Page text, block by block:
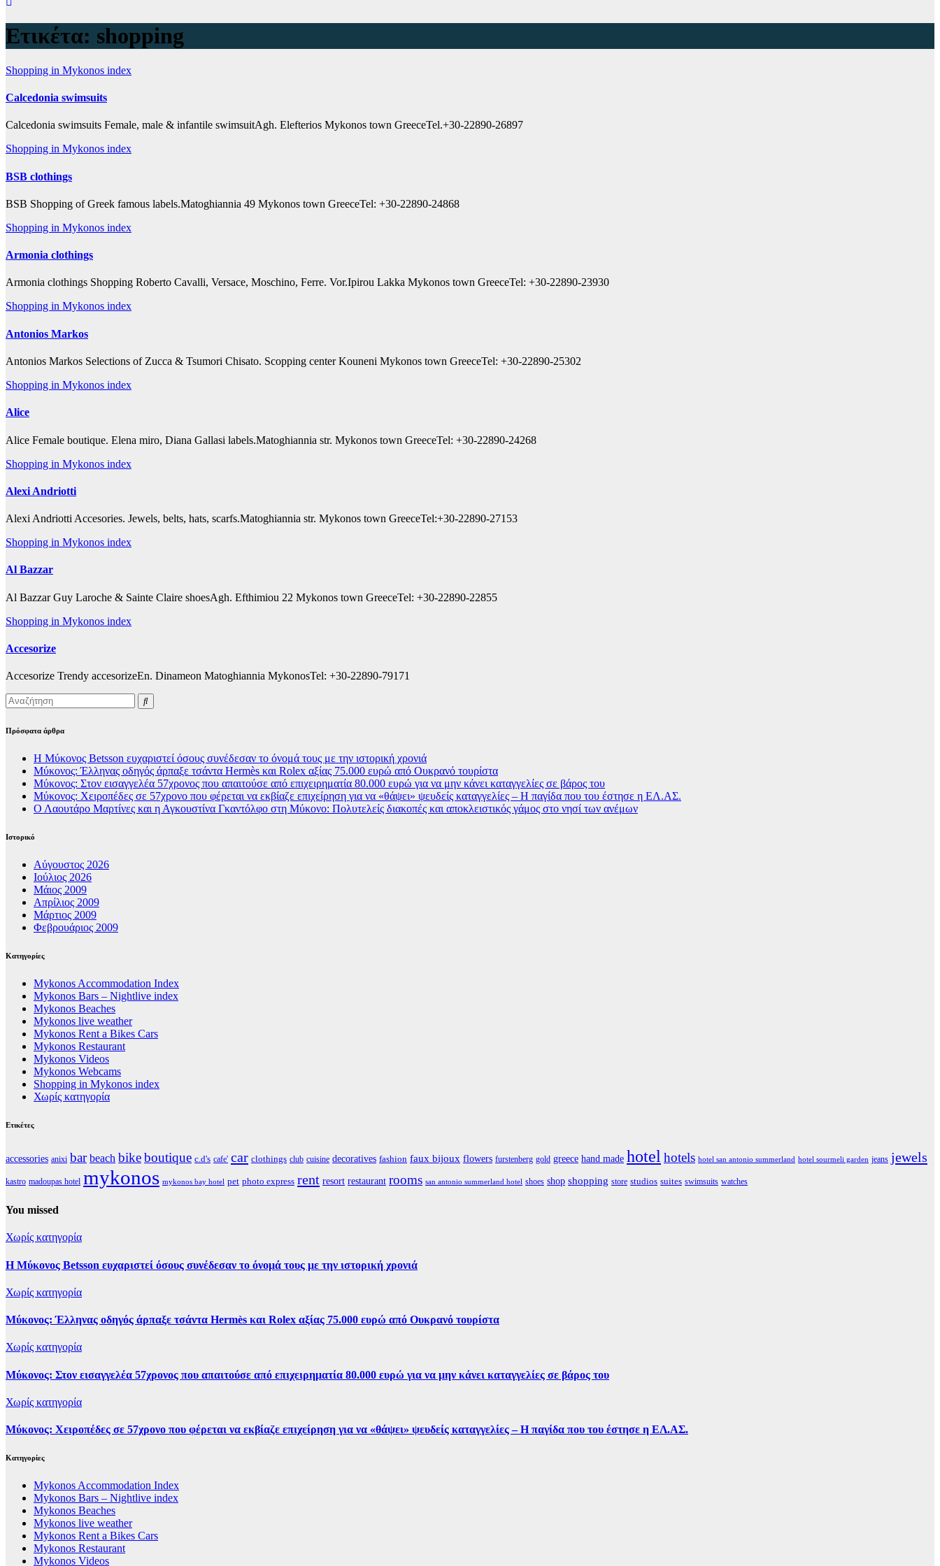
Ετικέτα: shopping
Shopping in Mykonos index
Calcedonia swimsuits
Calcedonia swimsuits Female, male & infantile swimsuitAgh. Elefterios Mykonos town GreeceTel.+30-22890-26897
Shopping in Mykonos index
BSB clothings
BSB Shopping of Greek famous labels.Matoghiannia 49 Mykonos town GreeceTel: +30-22890-24868
Shopping in Mykonos index
Armonia clothings
Armonia clothings Shopping Roberto Cavalli, Versace, Moschino, Ferre. Vor.Ipirou Lakka Mykonos town GreeceTel: +30-22890-23930
Shopping in Mykonos index
Antonios Markos
Antonios Markos Selections of Zucca & Tsumori Chisato. Scopping center Kouneni Mykonos town GreeceTel: +30-22890-25302
Shopping in Mykonos index
Alice
Alice Female boutique. Elena miro, Diana Gallasi labels.Matoghiannia str. Mykonos town GreeceTel: +30-22890-24268
Shopping in Mykonos index
Alexi Andriotti
Alexi Andriotti Accesories. Jewels, belts, hats, scarfs.Matoghiannia str. Mykonos town GreeceTel:+30-22890-27153
Shopping in Mykonos index
Al Bazzar
Al Bazzar Guy Laroche & Sainte Claire shoesAgh. Efthimiou 22 Mykonos town GreeceTel: +30-22890-22855
Shopping in Mykonos index
Accesorize
Accesorize Trendy accesorizeEn. Dinameon Matoghiannia MykonosTel: +30-22890-79171
Πρόσφατα άρθρα
Η Μύκονος Betsson ευχαριστεί όσους συνέδεσαν το όνομά τους με την ιστορική χρονιά
Μύκονος: Έλληνας οδηγός άρπαξε τσάντα Hermès και Rolex αξίας 75.000 ευρώ από Ουκρανό τουρίστα
Μύκονος: Στον εισαγγελέα 57χρονος που απαιτούσε από επιχειρηματία 80.000 ευρώ για να μην κάνει καταγγελίες σε βάρος του
Μύκονος: Χειροπέδες σε 57χρονο που φέρεται να εκβίαζε επιχείρηση για να «θάψει» ψευδείς καταγγελίες – Η παγίδα που του έστησε η ΕΛ.ΑΣ.
Ο Λαουτάρο Μαρτίνες και η Αγκουστίνα Γκαντόλφο στη Μύκονο: Πολυτελείς διακοπές και αποκλειστικός γάμος στο νησί των ανέμων
Ιστορικό
Αύγουστος 2026
Ιούλιος 2026
Μάιος 2009
Απρίλιος 2009
Μάρτιος 2009
Φεβρουάριος 2009
Kατηγορίες
Mykonos Accommodation Index
Mykonos Bars – Nightlive index
Mykonos Beaches
Mykonos live weather
Mykonos Rent a Bikes Cars
Mykonos Restaurant
Mykonos Videos
Mykonos Webcams
Shopping in Mykonos index
Χωρίς κατηγορία
Ετικέτες
accessories anixi bar beach bikeboutique c.d's cafe' car clothings club cuisine decoratives fashion faux bijoux flowers furstenberg gold greece hand made hotel hotels hotel san antonio summerland hotel sourmeli garden jeans jewels
kastro madoupas hotel mykonos mykonos bay hotel pet photo express rent resort restaurant rooms san antonio summerland hotel shoes shop shopping store studios suites swimsuits watches
You missed
Χωρίς κατηγορία
Η Μύκονος Betsson ευχαριστεί όσους συνέδεσαν το όνομά τους με την ιστορική χρονιά
Χωρίς κατηγορία
Μύκονος: Έλληνας οδηγός άρπαξε τσάντα Hermès και Rolex αξίας 75.000 ευρώ από Ουκρανό τουρίστα
Χωρίς κατηγορία
Μύκονος: Στον εισαγγελέα 57χρονος που απαιτούσε από επιχειρηματία 80.000 ευρώ για να μην κάνει καταγγελίες σε βάρος του
Χωρίς κατηγορία
Μύκονος: Χειροπέδες σε 57χρονο που φέρεται να εκβίαζε επιχείρηση για να «θάψει» ψευδείς καταγγελίες – Η παγίδα που του έστησε η ΕΛ.ΑΣ.
Kατηγορίες
Mykonos Accommodation Index
Mykonos Bars – Nightlive index
Mykonos Beaches
Mykonos live weather
Mykonos Rent a Bikes Cars
Mykonos Restaurant
Mykonos Videos